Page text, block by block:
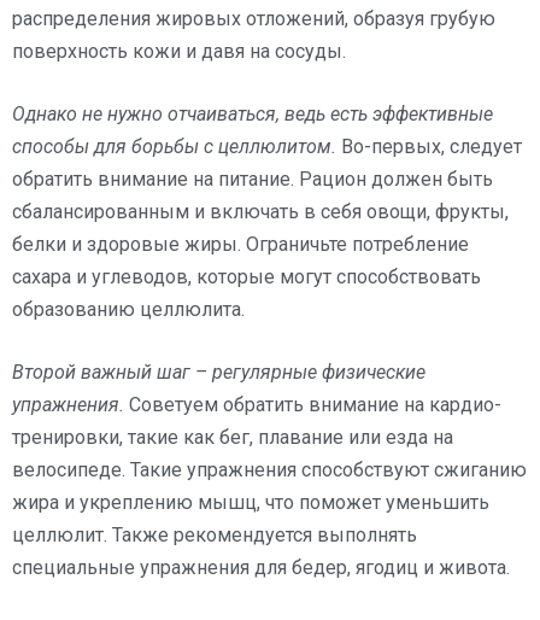
распределения жировых отложений, образуя грубую
поверхность кожи и давя на сосуды.
Однако не нужно отчаиваться, ведь есть эффективные
способы для борьбы с целлюлитом. Во-первых, следует
обратить внимание на питание. Рацион должен быть
сбалансированным и включать в себя овощи, фрукты,
белки и здоровые жиры. Ограничьте потребление
сахара и углеводов, которые могут способствовать
образованию целлюлита.
Второй важный шаг – регулярные физические
упражнения. Советуем обратить внимание на кардио-
тренировки, такие как бег, плавание или езда на
велосипеде. Такие упражнения способствуют сжиганию
жира и укреплению мышц, что поможет уменьшить
целлюлит. Также рекомендуется выполнять
специальные упражнения для бедер, ягодиц и живота.